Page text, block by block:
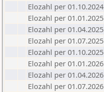
Elozahl per 01.10.2024
Elozahl per 01.01.2025
Elozahl per 01.04.2025
Elozahl per 01.07.2025
Elozahl per 01.10.2025
Elozahl per 01.01.2026
Elozahl per 01.04.2026
Elozahl per 01.07.2026